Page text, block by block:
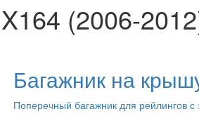
(2006-
Багажник на
Поперечный багажник для рейлингов с